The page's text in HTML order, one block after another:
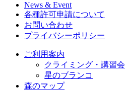
News & Event
各種許可申請について
お問い合わせ
プライバシーポリシー
ご利用案内
クライミング・講習会
星のブランコ
森のマップ